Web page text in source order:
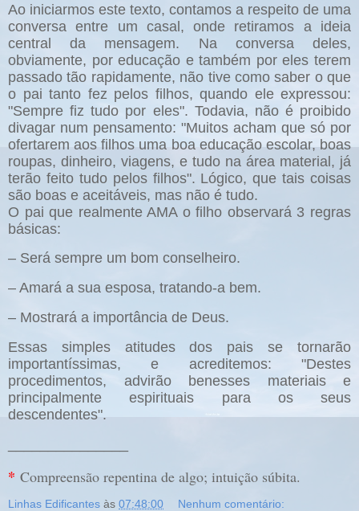
Ao iniciarmos este texto, contamos a respeito de uma
conversa entre um casal, onde retiramos a ideia
central da mensagem. Na conversa deles,
obviamente, por educação e também por eles terem
passado tão rapidamente, não tive como saber o que
o pai tanto fez pelos filhos, quando ele expressou:
"Sempre fiz tudo por eles". Todavia, não é proibido
divagar num pensamento: "Muitos acham que só por
ofertarem aos filhos uma boa educação escolar, boas
roupas, dinheiro, viagens, e tudo na área material, já
terão feito tudo pelos filhos". Lógico, que tais coisas
são boas e aceitáveis, mas não é tudo.
O pai que realmente AMA o filho observará 3 regras
básicas:
– Será sempre um bom conselheiro.
– Amará a sua esposa, tratando-a bem.
– Mostrará a importância de Deus.
Essas simples atitudes dos pais se tornarão
importantíssimas, e acreditemos: "Destes
procedimentos, advirão benesses materiais e
principalmente espirituais para os seus
descendentes".
* Compreensão repentina de algo; intuição súbita.
Linhas Edificantes às 07:48:00 Nenhum comentário: